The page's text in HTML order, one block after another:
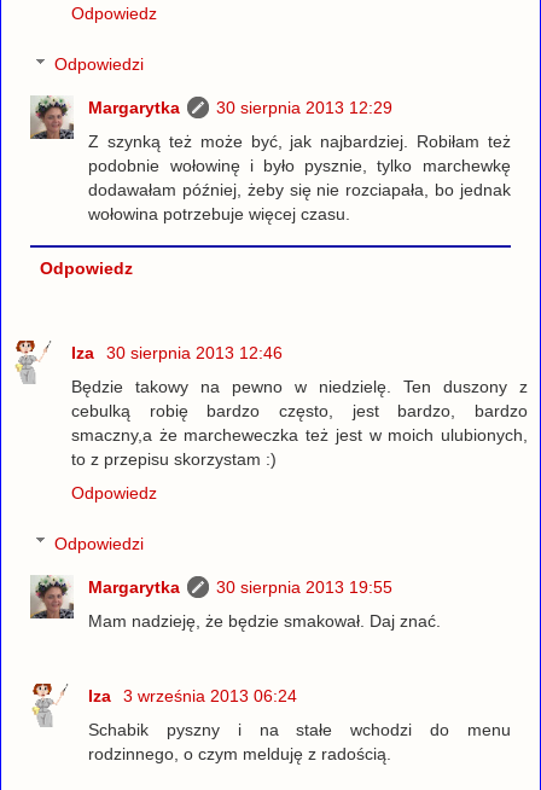
Odpowiedz
Odpowiedzi
Margarytka
30 sierpnia 2013 12:29
Z szynką też może być, jak najbardziej. Robiłam też
podobnie wołowinę i było pysznie, tylko marchewkę
dodawałam później, żeby się nie rozciapała, bo jednak
wołowina potrzebuje więcej czasu.
Odpowiedz
Iza
30 sierpnia 2013 12:46
Będzie takowy na pewno w niedzielę. Ten duszony z
cebulką robię bardzo często, jest bardzo, bardzo
smaczny,a że marcheweczka też jest w moich ulubionych,
to z przepisu skorzystam :)
Odpowiedz
Odpowiedzi
Margarytka
30 sierpnia 2013 19:55
Mam nadzieję, że będzie smakował. Daj znać.
Iza
3 września 2013 06:24
Schabik pyszny i na stałe wchodzi do menu
rodzinnego, o czym melduję z radością.